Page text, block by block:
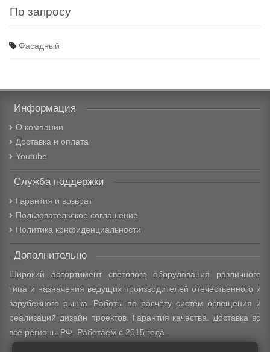
По запросу
Фасадный
Информация
О компании
Доставка и оплата
Youtube
Служба поддержки
Гарантия и возврат
Пользовательское соглашение
Политика конфиденциальности
Дополнительно
Широкий ассортимент светового оборудования различного
типа и назначения ведущих производителей отечественного и
зарубежного рынка. Работы по расчету систем освещения и
реализаций дизайн проектов. Гарантия качества. Доставка во
все регионы РФ. Работаем с 2015 года.